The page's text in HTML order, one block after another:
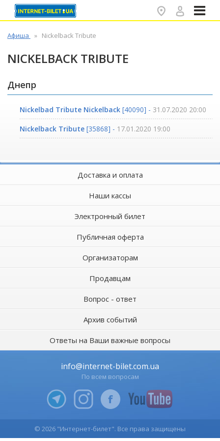
Афиша Nickelback Tribute
NICKELBACK TRIBUTE
Днепр
Nickelbad Tribute Nickelback [40090] - 31.07.2020 20:00
Nickelback Tribute [35868] - 17.01.2020 19:00
Доставка и оплата
Наши кассы
Электронный билет
Публичная оферта
Организаторам
Продавцам
Вопрос - ответ
Архив событий
Ответы на Ваши важные вопросы
info@internet-bilet.com.ua
По всем вопросам
© 2026 "Интернет-билет". Все права защищены